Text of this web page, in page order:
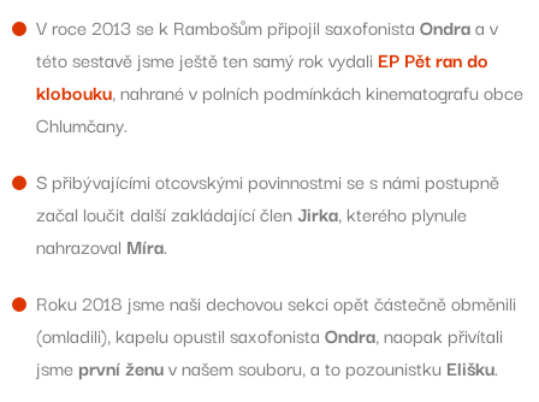
V roce 2013 se k Rambošům připojil saxofonista Ondraa v
této sestavě jsme ještě ten samý rok vydali EP Pět ran do
klobouku, nahrané v polních podmínkách kinematografu obce
Chlumčany.
S přibývajícími otcovskými povinnostmi se s námi postupně
začal loučit další zakládající členJirka, kterého plynule
nahrazoval Míra.
Roku 2018 jsme naši dechovou sekci opět částečně obměnili
(omladili), kapelu opustil saxofonista Ondra, naopak přivítali
jsme první ženuv našem souboru, a to pozounistku Elišku.